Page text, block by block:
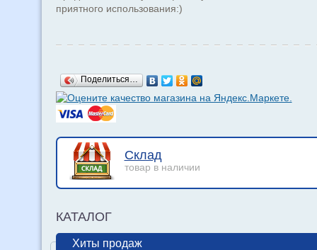
приятного использования:)
Поделиться…
Склад
товар в наличии
КАТАЛОГ
Хиты продаж